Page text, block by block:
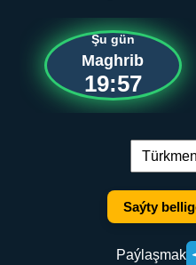
Şu gün
Maghrib
19:57
Dil
Saýty
Paýlaşmak